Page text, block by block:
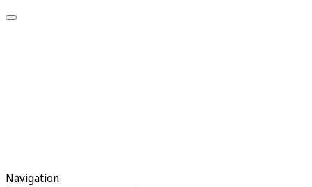
Navigation